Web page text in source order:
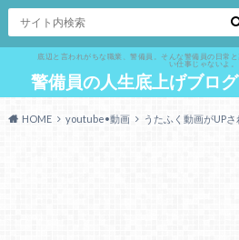
底辺と言われがちな職業、警備員。そんな警備員の日常
い仕事じゃないよ。
警備員の人生底上げブロ
HOME youtube•動画 うたふく動画がUPさ